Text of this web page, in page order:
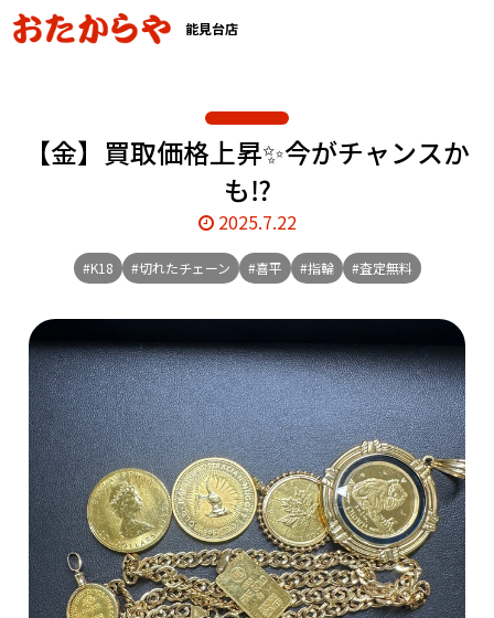
能見台店
【金】買取価格上昇✨今がチャンスか
も⁉️
2025.7.22
#K18 #切れたチェーン #喜平 #指輪 #査定無料